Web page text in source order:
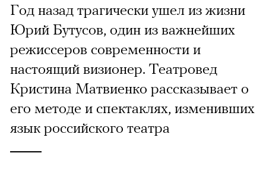
Год назад трагически ушел из жизни
Юрий Бутусов, один из важнейших
режиссеров современности и
настоящий визионер. Театровед
Кристина Матвиенко рассказывает о
его методе и спектаклях, изменивших
язык российского театра